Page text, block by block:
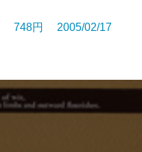
748円 2005/02/17